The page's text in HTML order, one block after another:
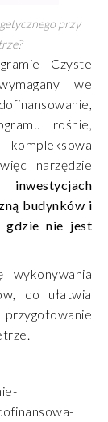
przy
Czyste
we
rośnie,
narzędzie
inwestycjach
budynków i
gdzie nie jest
wykonywania
co ułatwia